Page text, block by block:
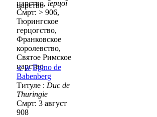
царство
царство, герцог
Смрт: > 906,
Тюрингское
герцогство,
Франковское
королевство,
Святое Римское
царство
♂ w Egino de
Babenberg
Титуле : Duc de
Thuringie
Смрт: 3 август
908